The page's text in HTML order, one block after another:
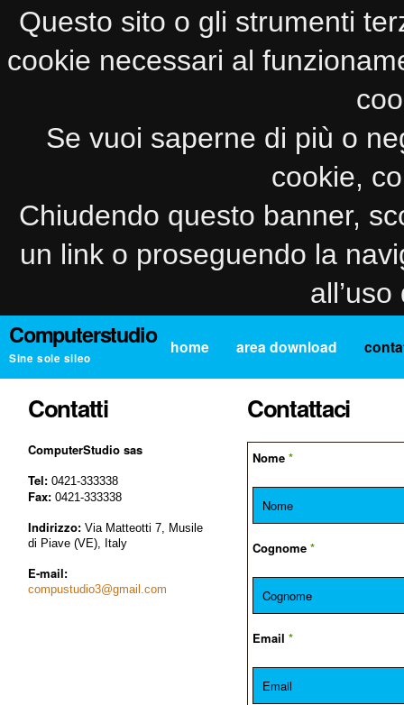
Questo sito o gli strumenti
cookie necessari al
Se vuoi saperne di più o
cookie,
Chiudendo questo banner,
un link o proseguendo la
Computerstudio
Sine sole sileo
home area download
Contatti
ComputerStudio sas
Tel: 0421-333338
Fax: 0421-333338
Indirizzo: Via Matteotti 7, Musile
di Piave (VE), Italy
E-mail:
compustudio3@gmail.com
Contattaci
Nome *
Cognome *
Email *